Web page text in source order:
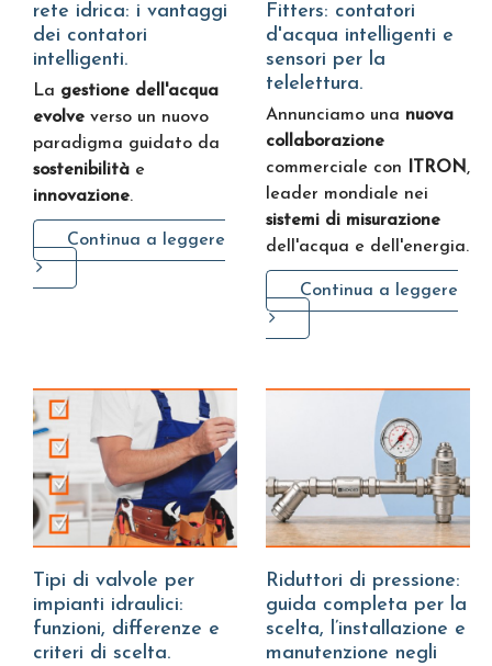
rete idrica: i vantaggi
dei contatori
intelligenti.
La gestione dell'acqua
evolve verso un nuovo
paradigma guidato da
sostenibilità e
innovazione.
Continua a leggere
Fitters: contatori
d'acqua intelligenti e
sensori per la
telelettura.
Annunciamo una nuova
collaborazione
commerciale con ITRON,
leader mondiale nei
sistemi di misurazione
dell'acqua e dell'energia.
Continua a leggere
Tipi di valvole per
impianti idraulici:
funzioni, differenze e
criteri di scelta.
Riduttori di pressione:
guida completa per la
scelta, l’installazione e
manutenzione negli